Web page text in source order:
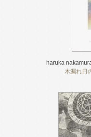
haruka
木漏れ日